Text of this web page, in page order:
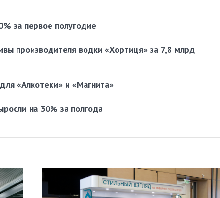
за первое полугодие
производителя водки «Хортиця» за 7,8 млрд
«Алкотеки» и «Магнита»
на 30% за полгода